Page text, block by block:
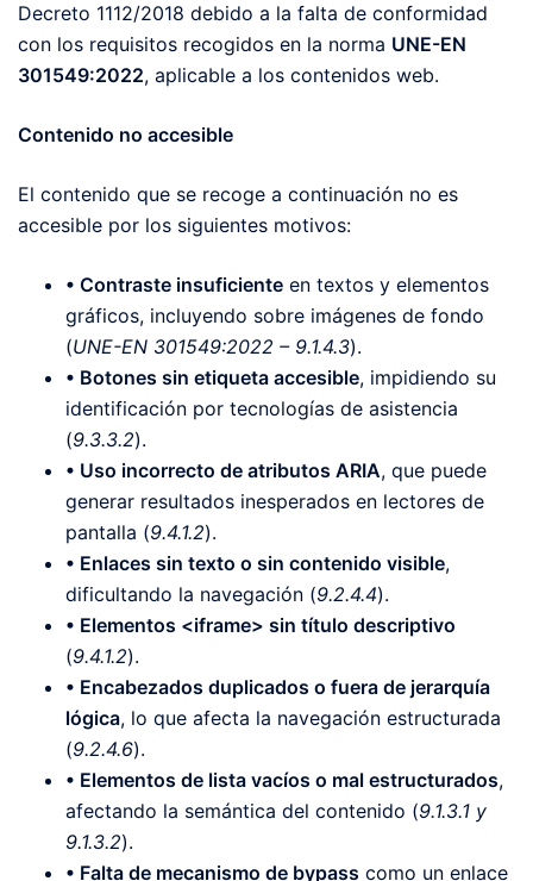
Decreto 1112/2018 debido a la falta de conformidad
con los requisitos recogidos en la norma UNE-EN
301549:2022, aplicable a los contenidos web.
Contenido no accesible
El contenido que se recoge a continuación no es
accesible por los siguientes motivos:
• Contraste insuficiente en textos y elementos
gráficos, incluyendo sobre imágenes de fondo
(UNE-EN 301549:2022 – 9.1.4.3).
• Botones sin etiqueta accesible, impidiendo su
identificación por tecnologías de asistencia
(9.3.3.2).
• Uso incorrecto de atributos ARIA, que puede
generar resultados inesperados en lectores de
pantalla (9.4.1.2).
• Enlaces sin texto o sin contenido visible,
dificultando la navegación (9.2.4.4).
• Elementos <iframe> sin título descriptivo
(9.4.1.2).
• Encabezados duplicados o fuera de jerarquía
lógica, lo que afecta la navegación estructurada
(9.2.4.6).
• Elementos de lista vacíos o mal estructurados,
afectando la semántica del contenido (9.1.3.1 y
9.1.3.2).
• Falta de mecanismo de bypass como un enlace